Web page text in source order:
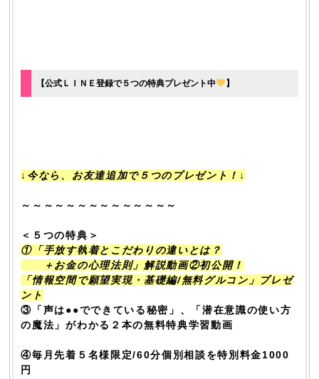
【公式ＬＩＮＥ登録で５つの特典プレゼント中 】
↓今なら、お友達追加で５つのプレゼント！↓
～～～～～～～～～～～～～～
＜５つの特典＞
①「手放す執着とこだわりの違いとは？
＋お金の心理法則」解説動画②初公開！
「情報空間で願望実現・基礎編/無料グルコン」プレゼ
ント
③「声は●●でできている秘密」、「潜在意識の使い方
の魔法」がわかる２本の無料特典学習動画
④毎月先着５名様限定/60分個別相談を特別料金1000
円